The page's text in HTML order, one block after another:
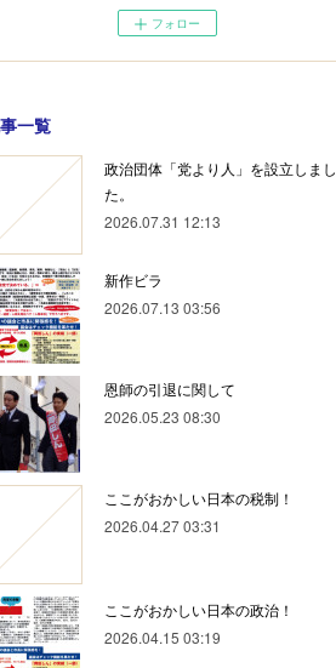
フォロー
一覧
政治団体「党より人」を設立しまし
た。
2026.07.31 12:13
新作ビラ
2026.07.13 03:56
恩師の引退に関して
2026.05.23 08:30
ここがおかしい日本の税制！
2026.04.27 03:31
ここがおかしい日本の政治！
2026.04.15 03:19